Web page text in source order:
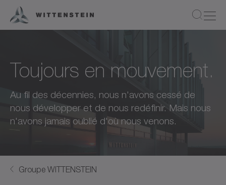
Toujours en mouvement.
Au fil des décennies, nous n'avons cessé de
nous développer et de nous redéfinir. Mais nous
n'avons jamais oublié d'où nous venons.
Groupe WITTENSTEIN